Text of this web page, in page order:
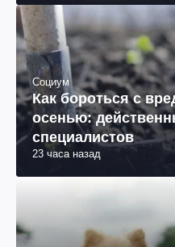
Социум
Как бороться с
осенью:
специалистов
23 часа назад